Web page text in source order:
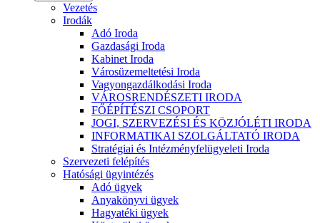
Vezetés
Irodák
Adó Iroda
Gazdasági Iroda
Kabinet Iroda
Városüzemeltetési Iroda
Vagyongazdálkodási Iroda
VÁROSRENDÉSZETI IRODA
FŐÉPÍTÉSZI CSOPORT
JOGI, SZERVEZÉSI ÉS KÖZJÓLÉTI IRODA
INFORMATIKAI SZOLGÁLTATÓ IRODA
Stratégiai és Intézményfelügyeleti Iroda
Szervezeti felépítés
Hatósági ügyintézés
Adó ügyek
Anyakönyvi ügyek
Hagyatéki ügyek